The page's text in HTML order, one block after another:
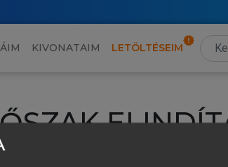
KIVONATAIM LETÖLTÉSEIM
saját fiókoddal, iskolai azonosítóddal vagy